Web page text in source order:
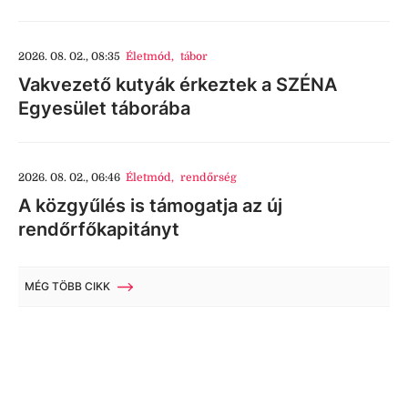
2026. 08. 02., 08:35 Életmód, tábor
Vakvezető kutyák érkeztek a SZÉNA
Egyesület táborába
2026. 08. 02., 06:46 Életmód, rendőrség
A közgyűlés is támogatja az új
rendőrfőkapitányt
MÉG TÖBB CIKK